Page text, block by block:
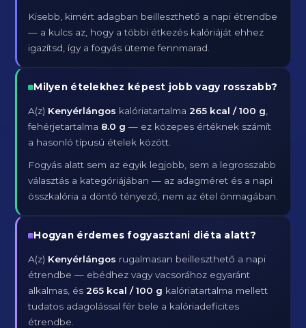
Kisebb, kimért adagban beilleszthető a napi étrendbe
— a kulcs az, hogy a többi étkezés kalóriáját ehhez
igazítsd, így a fogyás üteme fennmarad.
Milyen ételekhez képest jobb vagy rosszabb?
A(z) Kenyérlángos kalóriatartalma265 kcal / 100 g
fehérjetartalma 8.0 g — ez közepes értéknek számít
a hasonló típusú ételek között.
Fogyás alatt sem az egyik legjobb, sem a legrosszabb
választás a kategóriájában — az adagméret és a napi
összkalória a döntő tényező, nem az étel önmagában.
Hogyan érdemes fogyasztani diéta alatt?
A(z) Kenyérlángos rugalmasan beilleszthető a napi
étrendbe — ebédhez vagy vacsorához egyaránt
alkalmas, és265 kcal / 100 g kalóriatartalma mellett
tudatos adagolással fér bele a kalóriadeficites
étrendbe.